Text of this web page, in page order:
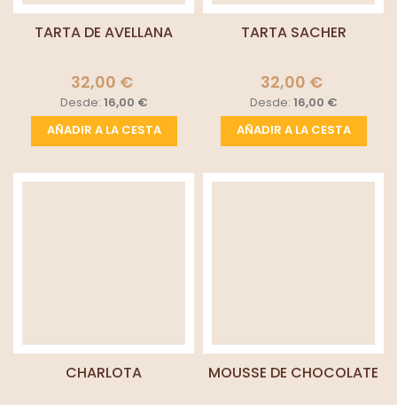
TARTA DE AVELLANA
32,00 €
Desde: 16,00 €
AÑADIR A LA CESTA
TARTA SACHER
32,00 €
Desde: 16,00 €
AÑADIR A LA CESTA
CHARLOTA MOUSSE DE CHOCOLATE